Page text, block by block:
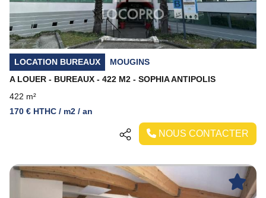
LOCATION BUREAUX
MOUGINS
A LOUER - BUREAUX - 422 M2 - SOPHIA ANTIPOLIS
422 m²
170 € HTHC / m2 / an
NOUS CONTACTER